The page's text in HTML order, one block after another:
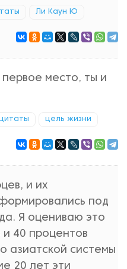
Ли Каун Ю
место, ты и
цель жизни
и их
под
Я оцениваю это
и 40 процентов
азиатской системы
20 лет эти